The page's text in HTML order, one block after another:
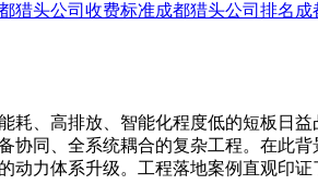
猎头公司收费标准成都猎头公司排名 成
、高排放、智能化程度低的短板日
同、全系统耦合的复杂工程。在此
力体系升级。工程落地案例直观印